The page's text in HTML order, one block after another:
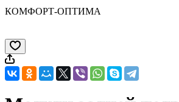
КОМФОРТ-ОПТИМА